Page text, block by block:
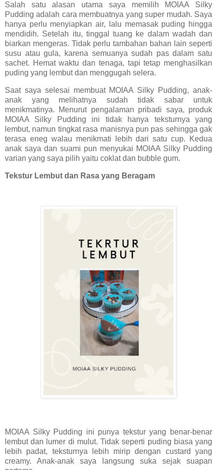
Salah satu alasan utama saya memilih MOIAA Silky
Pudding adalah cara membuatnya yang super mudah. Saya
hanya perlu menyiapkan air, lalu memasak puding hingga
mendidih. Setelah itu, tinggal tuang ke dalam wadah dan
biarkan mengeras. Tidak perlu tambahan bahan lain seperti
susu atau gula, karena semuanya sudah pas dalam satu
sachet. Hemat waktu dan tenaga, tapi tetap menghasilkan
puding yang lembut dan menggugah selera.
Saat saya selesai membuat MOIAA Silky Pudding, anak-
anak yang melihatnya sudah tidak sabar untuk
menikmatinya. Menurut pengalaman pribadi saya, produk
MOIAA Silky Pudding ini tidak hanya teksturnya yang
lembut, namun tingkat rasa manisnya pun pas sehingga gak
terasa eneg walau menikmati lebih dari satu cup. Kedua
anak saya dan suami pun menyukai MOIAA Silky Pudding
varian yang saya pilih yaitu coklat dan bubble gum.
Tekstur Lembut dan Rasa yang Beragam
MOIAA Silky Pudding ini punya tekstur yang benar-benar
lembut dan lumer di mulut. Tidak seperti puding biasa yang
lebih padat, teksturnya lebih mirip dengan custard yang
creamy. Anak-anak saya langsung suka sejak suapan